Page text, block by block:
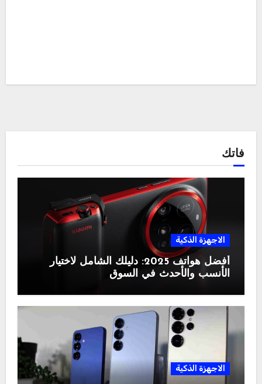
فاتك
الاجهزة الذكية
أفضل هواتف 2025: دليلك الشامل لاختيار
الأنسب والأحدث في السوق
الاجهزة الذكية